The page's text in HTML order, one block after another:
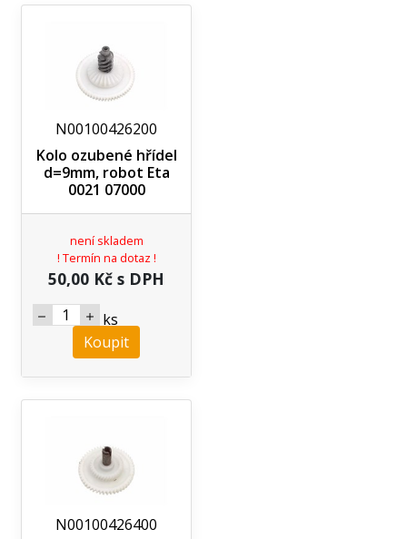
N00100426200
Kolo ozubené hřídel
d=9mm, robot Eta
0021 07000
není skladem
! Termín na dotaz !
50,00 Kč s DPH
ks
Koupit
N00100426400